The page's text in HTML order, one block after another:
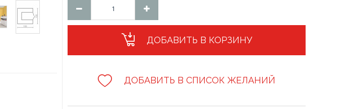
ДОБАВИТЬ В КОРЗИНУ
ДОБАВИТЬ В СПИСОК ЖЕЛАНИЙ